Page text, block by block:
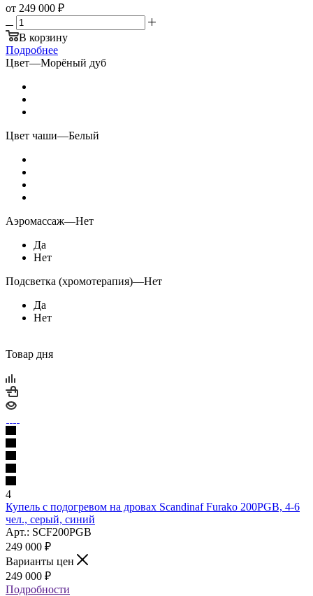
от 249 000 ₽
В корзину
Подробнее
Цвет—Морёный дуб
Цвет чаши—Белый
Аэромассаж—Нет
Да
Нет
Подсветка (хромотерапия)—Нет
Да
Нет
Товар дня
4
Купель с подогревом на дровах Scandinaf Furako 200PGB, 4-6
чел., серый, синий
Арт.: SCF200PGB
249 000 ₽
Варианты цен
249 000 ₽
Подробности